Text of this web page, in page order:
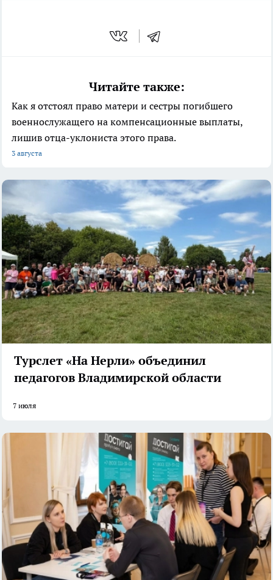
Читайте также:
Как я отстоял право матери и сестры погибшего
военнослужащего на компенсационные выплаты,
лишив отца-уклониста этого права.
3 августа
Турслет «На Нерли» объединил
педагогов Владимирской области
7 июля